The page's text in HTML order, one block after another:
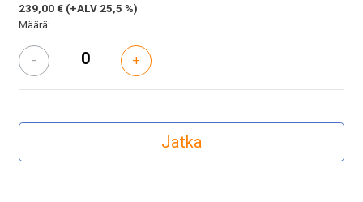
239,00 € (+ALV 25,5 %)
Määrä:
- +